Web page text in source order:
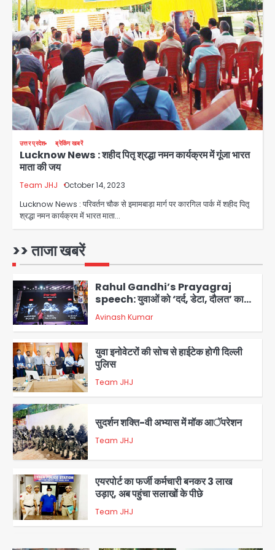
उत्तर प्रदेश ब्रेकिंग खबरें
Lucknow News : शहीद पितृ श्रद्धा नमन कार्यक्रम में गूंजा भारत
माता की जय
Team JHJ October 14, 2023
Lucknow News : परिवर्तन चौक से इमामबाड़ा मार्ग पर कारगिल पार्क में शहीद पितृ
श्रद्धा नमन कार्यक्रम में भारत माता…
>> ताजा खबरें
3
युवा इनोवेटरों की सोच से हाईटेक होगी दिल्ली
पुलिस
Team JHJ
4
सुदर्शन शक्ति-वी अभ्यास में मॉक आॅपरेशन
Team JHJ
एयरपोर्ट का फर्जी कर्मचारी बनकर 3 लाख
Team JHJ
Noida Sector-49: सेक्टर-49 में 18
2
Rahul Gandhi’s Prayagraj
speech: युवाओं को ‘दर्द, डेटा, दौलत’ का
संदेश, बीजेपी का वार
Avinash Kumar
3
युवा इनोवेटरों की सोच से हाईटेक होगी दिल्ली
पुलिस
Team JHJ
4
सुदर्शन शक्ति-वी अभ्यास में मॉक आॅपरेशन
Team JHJ
5
एयरपोर्ट का फर्जी कर्मचारी बनकर 3 लाख
उड़ाए, अब पहुंचा सलाखों के पीछे
Team JHJ
Noida Sector-49: सेक्टर-49 में 18